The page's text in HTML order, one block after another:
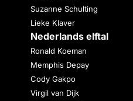
Suzanne Schulting
Lieke Klaver
Nederlands elftal
Ronald Koeman
Memphis Depay
Cody Gakpo
Virgil van Dijk